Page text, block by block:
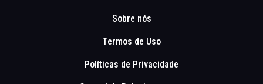
Sobre nós
Termos de Uso
Políticas de Privacidade